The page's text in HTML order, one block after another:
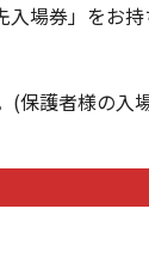
場券」をお持
(保護者様の入